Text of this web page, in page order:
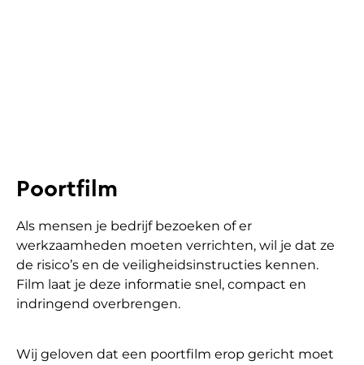
Poortfilm
Als mensen je bedrijf bezoeken of er
werkzaamheden moeten verrichten, wil je dat ze
de risico’s en de veiligheidsinstructies kennen.
Film laat je deze informatie snel, compact en
indringend overbrengen.
Wij geloven dat een poortfilm erop gericht moet